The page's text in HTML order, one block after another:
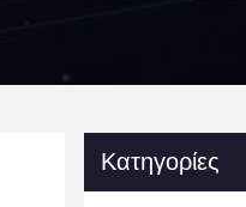
Κατηγορίες